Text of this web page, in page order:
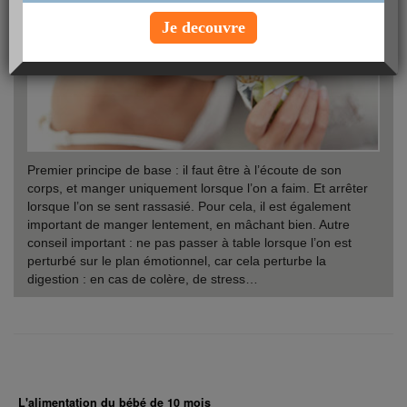
Premier principe de base : il faut être à l’écoute de son
corps, et manger uniquement lorsque l’on a faim. Et arrêter
lorsque l’on se sent rassasié. Pour cela, il est également
important de manger lentement, en mâchant bien. Autre
conseil important : ne pas passer à table lorsque l’on est
perturbé sur le plan émotionnel, car cela perturbe la
digestion : en cas de colère, de stress…
L'alimentation du bébé de 10 mois
Je decouvre